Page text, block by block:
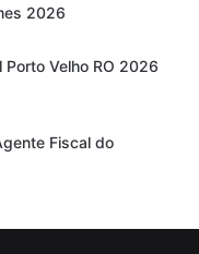
2026
Velho RO 2026
Fiscal do